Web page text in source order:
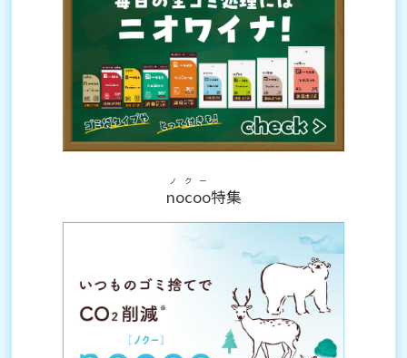
nocoo
ノクー
特集